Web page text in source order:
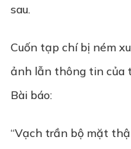
sau.
Cuốn tạp chí bị ném
ảnh lẫn thông tin của
Bài báo:
“Vạch trần bộ mặt